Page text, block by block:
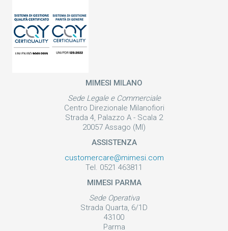
MIMESI MILANO
Sede Legale e Commerciale
Centro Direzionale Milanofiori
Strada 4, Palazzo A - Scala 2
20057 Assago (MI)
ASSISTENZA
customercare@mimesi.com
Tel. 0521 463811
MIMESI PARMA
Sede Operativa
Strada Quarta, 6/1D
43100
Parma